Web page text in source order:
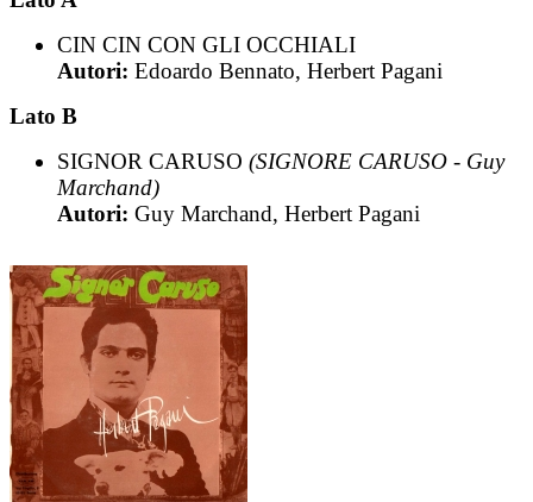
CIN CIN CON GLI OCCHIALI
Autori: Edoardo Bennato, Herbert Pagani
Lato B
SIGNOR CARUSO (SIGNORE CARUSO - Guy
Marchand)
Autori: Guy Marchand, Herbert Pagani